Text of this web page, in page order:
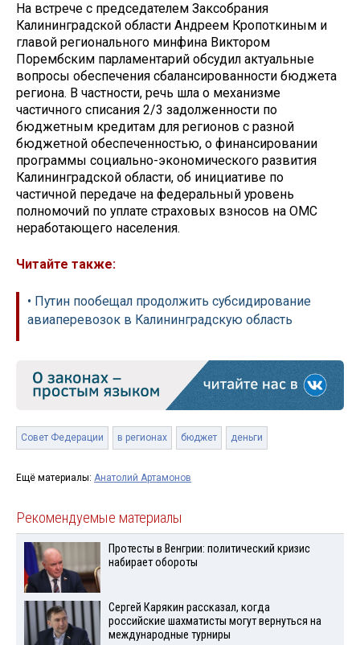
На встрече с председателем Заксобрания
Калининградской области Андреем Кропоткиным и
главой регионального минфина Виктором
Порембским парламентарий обсудил актуальные
вопросы обеспечения сбалансированности бюджета
региона. В частности, речь шла о механизме
частичного списания 2/3 задолженности по
бюджетным кредитам для регионов с разной
бюджетной обеспеченностью, о финансировании
программы социально-экономического развития
Калининградской области, об инициативе по
частичной передаче на федеральный уровень
полномочий по уплате страховых взносов на ОМС
неработающего населения.
Читайте также:
• Путин пообещал продолжить субсидирование
авиаперевозок в Калининградскую область
Совет Федерации в регионах бюджет деньги
Ещё материалы: Анатолий Артамонов
Рекомендуемые материалы
Протесты в Венгрии: политический кризис
набирает обороты
Сергей Карякин рассказал, когда
российские шахматисты могут вернуться на
международные турниры